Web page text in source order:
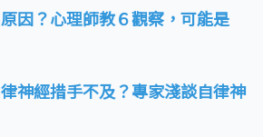
因？心理師教６觀察，可能是
神經措手不及？專家淺談自律神